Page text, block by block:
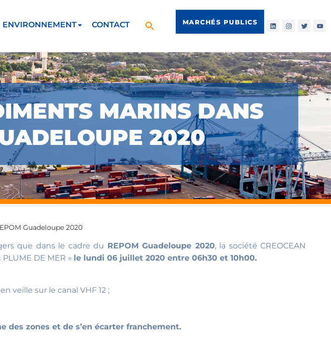
ENVIRONNEMENT CONTACT MARCHÉS PUBLICS
MARINS DANS
2020
Guadeloupe 2020
que dans le cadre du REPOM Guadeloupe 2020, la société CREOCEAN
DE MER » le lundi 06 juillet 2020 entre 06h30 et 10h00.
veille sur le canal VHF 12 ;
des zones et de s’en écarter franchement.